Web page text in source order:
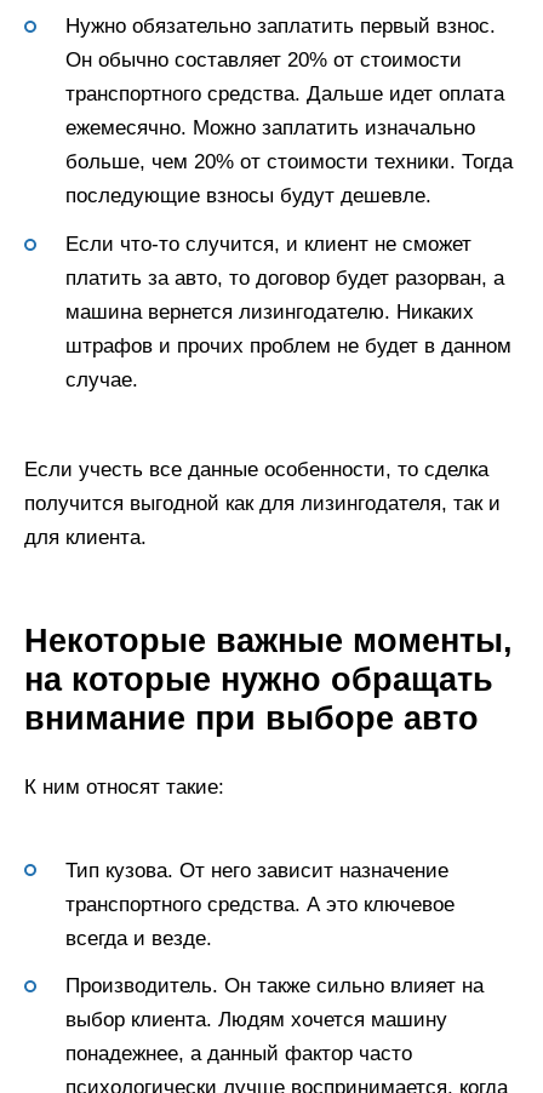
Нужно обязательно заплатить первый взнос.
Он обычно составляет 20% от стоимости
транспортного средства. Дальше идет оплата
ежемесячно. Можно заплатить изначально
больше, чем 20% от стоимости техники. Тогда
последующие взносы будут дешевле.
Если что-то случится, и клиент не сможет
платить за авто, то договор будет разорван, а
машина вернется лизингодателю. Никаких
штрафов и прочих проблем не будет в данном
случае.
Если учесть все данные особенности, то сделка
получится выгодной как для лизингодателя, так и
для клиента.
Некоторые важные моменты,
на которые нужно обращать
внимание при выборе авто
К ним относят такие:
Тип кузова. От него зависит назначение
транспортного средства. А это ключевое
всегда и везде.
Производитель. Он также сильно влияет на
выбор клиента. Людям хочется машину
понадежнее, а данный фактор часто
психологически лучше воспринимается, когда